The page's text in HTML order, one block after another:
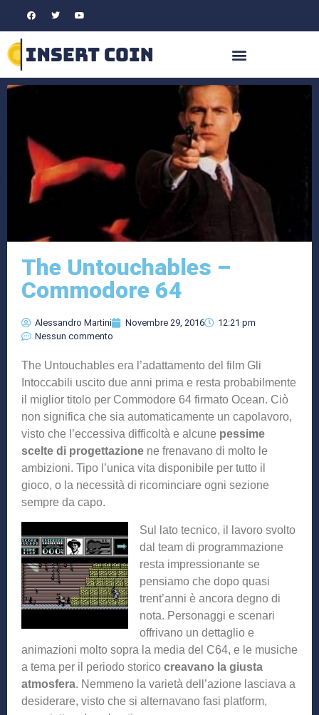
The Untouchables –
Commodore 64
Alessandro Martini Novembre 29, 2016
12:21 pm
Nessun commento
The Untouchables era l’adattamento del film Gli
Intoccabili uscito due anni prima e resta probabilmente
il miglior titolo per Commodore 64 firmato Ocean. Ciò
non significa che sia automaticamente un capolavoro,
visto che l’eccessiva difficoltà e alcune pessime
scelte di progettazione ne frenavano di molto le
ambizioni. Tipo l’unica vita disponibile per tutto il
gioco, o la necessità di ricominciare ogni sezione
sempre da capo.
Sul lato tecnico, il lavoro svolto
dal team di programmazione
resta impressionante se
pensiamo che dopo quasi
trent’anni è ancora degno di
nota. Personaggi e scenari
offrivano un dettaglio e
animazioni molto sopra la media del C64, e le musiche
a tema per il periodo storico creavano la giusta
atmosfera. Nemmeno la varietà dell’azione lasciava a
desiderare, visto che si alternavano fasi platform,